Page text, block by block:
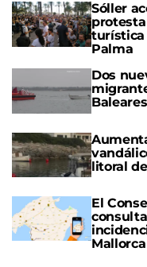
Sóller
turística
Palma
Dos
Baleares
litoral
El
Mallorca